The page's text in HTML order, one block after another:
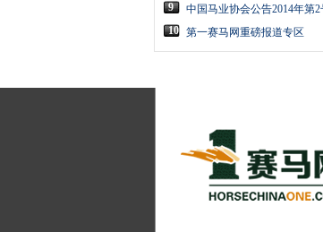
9
中国马业协会公告2014年第2
10 第一赛马网重磅报道专区